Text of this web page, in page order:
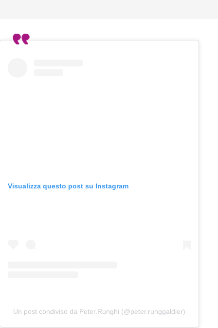
Visualizza questo post su Instagram
Un post condiviso da Peter.Runghi (@peter.runggaldier)